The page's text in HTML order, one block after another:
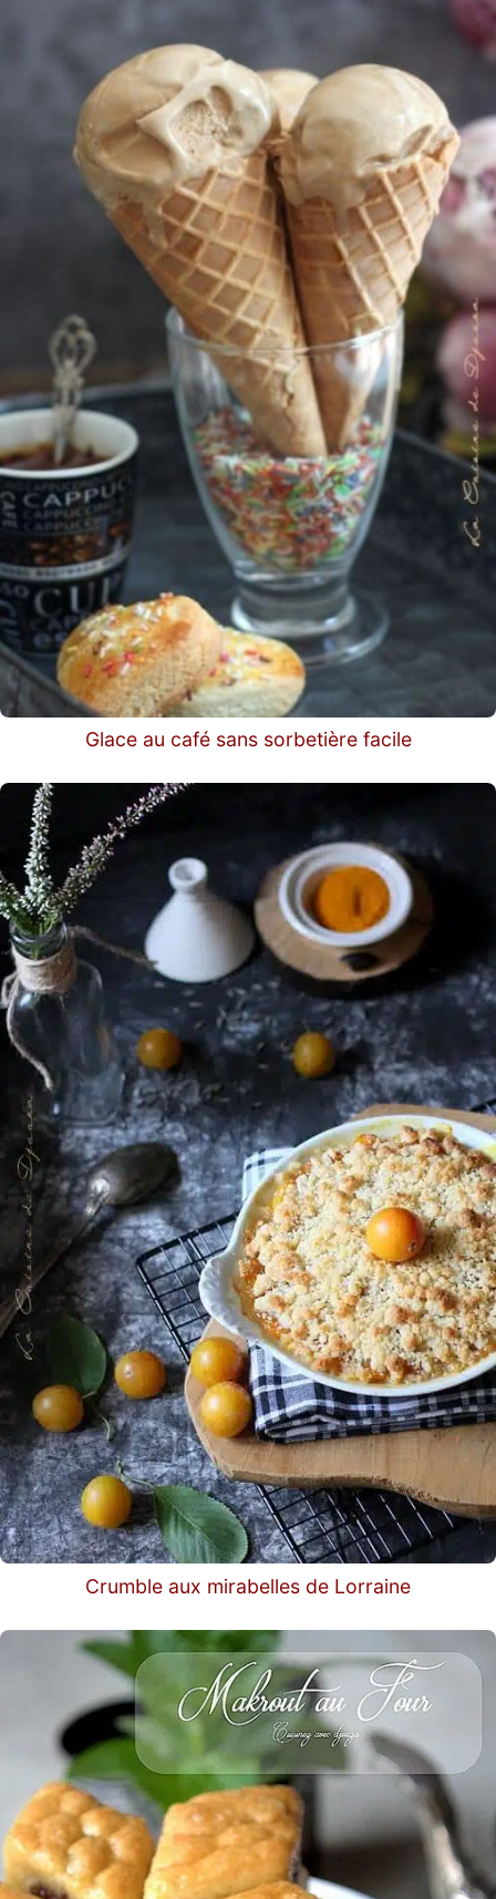
Glace au café sans sorbetière facile
Crumble aux mirabelles de Lorraine